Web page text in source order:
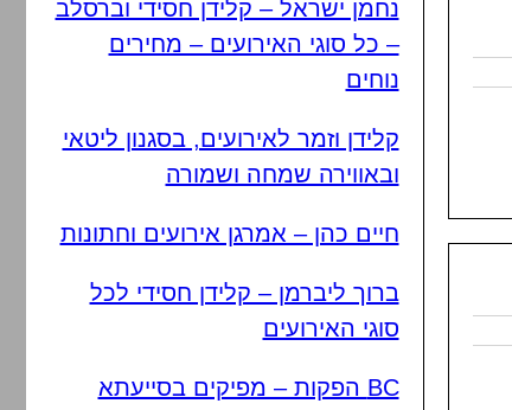
נחמן ישראל – קלידן חסידי וברסלב
– כל סוגי האירועים – מחירים
נוחים
קלידן וזמר לאירועים, בסגנון ליטאי
ובאווירה שמחה ושמורה
חיים כהן – אמרגן אירועים וחתונות
ברוך ליברמן – קלידן חסידי לכל
סוגי האירועים
BC הפקות – מפיקים בסייעתא